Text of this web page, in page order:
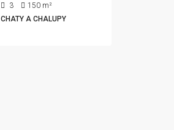
3 150 m²
CHATY A CHALUPY